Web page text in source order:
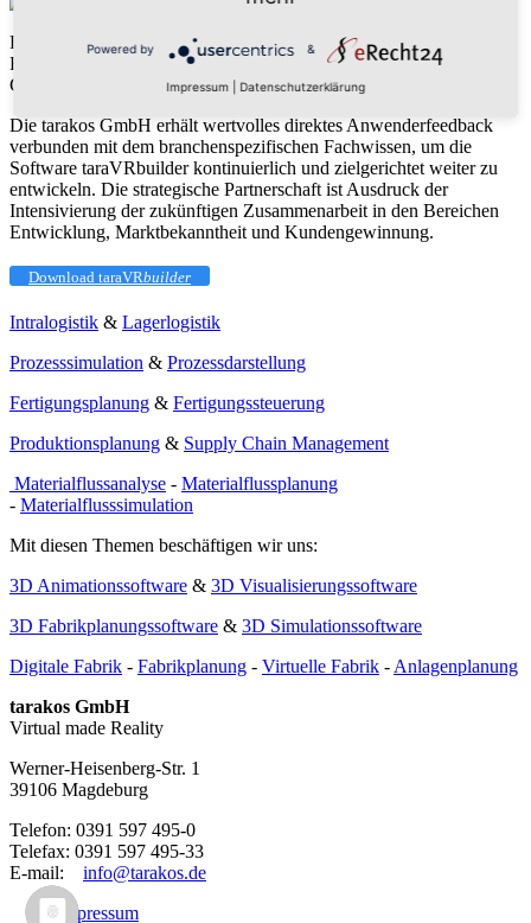
Das verlinkte Video zeigt ein Lagerkonzept, welches GLX für die
Firma
, ebenfalls ein langjähriger Kunde der tarakos
GmbH, umgesetzt hat.
Die tarakos GmbH erhält wertvolles direktes Anwenderfeedback
verbunden mit dem branchenspezifischen Fachwissen, um die
Software taraVRbuilder kontinuierlich und zielgerichtet weiter zu
entwickeln. Die strategische Partnerschaft ist Ausdruck der
Intensivierung der zukünftigen Zusammenarbeit in den Bereichen
Entwicklung, Marktbekanntheit und Kundengewinnung.
Download taraVRbuilder
Intralogistik & Lagerlogistik
Prozesssimulation & Prozessdarstellung
Fertigungsplanung & Fertigungssteuerung
Produktionsplanung & Supply Chain Management
Materialflussanalyse - Materialflussplanung
- Materialflusssimulation
Mit diesen Themen beschäftigen wir uns:
3D Animationssoftware & 3D Visualisierungssoftware
3D Fabrikplanungssoftware & 3D Simulationssoftware
Digitale Fabrik - Fabrikplanung - Virtuelle Fabrik - Anlagenplanung
tarakos GmbH
Virtual made Reality
Werner-Heisenberg-Str. 1
39106 Magdeburg
Telefon: 0391 597 495-0
Telefax: 0391 597 495-33
E-mail: info@tarakos.de
Impressum
Powered by &
Impressum Datenschutzerklärung